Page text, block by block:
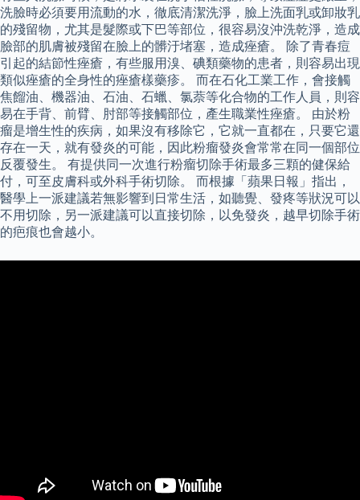
洗臉時必須要用流動的水，徹底清潔洗淨，臉上洗面乳或卸妝乳
的殘留物，尤其是髮際或下巴等部位，很容易沒沖洗乾淨，造成
臉部的肌膚被殘留在臉上的髒汙堵塞，造成痤瘡。 除了青春痘
引起的結節性痤瘡，有些服用溴、碘類藥物的患者，則容易出現
類似痤瘡的全身性的痤瘡樣藥疹。 而在石化工業工作，會接觸
焦餾油、機器油、石油、石蠟、氯萘等化合物的工作人員，則容
易在手背、前臂、肘部等接觸部位，產生職業性痤瘡。 由於粉
瘤是增生性的疾病，如果沒有移除它，它就一直都在，只要它還
存在一天，就有發炎的可能，因此粉瘤發炎會常常在同一個部位
反覆發生。 有提供同一次進行粉瘤切除手術最多三顆的健保給
付，可至皮膚科或外科手術切除。 而根據「蘋果日報」指出，
醫學上一派建議若無影響到日常生活，如聽覺、發疼等狀況可以
不用切除，另一派建議可以直接切除，以免發炎，越早切除手術
的疤痕也會越小。